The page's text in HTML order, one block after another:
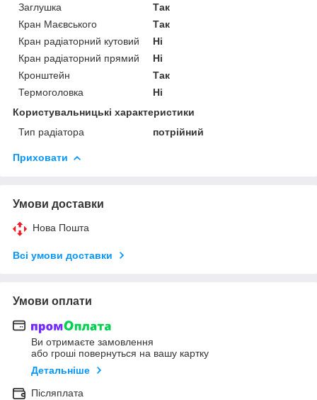
Заглушка
Так
Кран Маєвського
Так
Кран радіаторний кутовий
Ні
Кран радіаторний прямий
Ні
Кронштейн
Так
Термоголовка
Ні
Користувальницькі характеристики
Тип радіатора
потрійний
Приховати
Умови доставки
Нова Пошта
Всі умови доставки
Умови оплати
Ви отримаєте замовлення
або гроші повернуться на вашу картку
Детальніше
Післяплата